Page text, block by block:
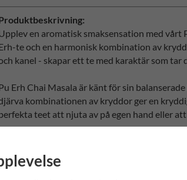
en aromatisk smaksensation med vårt
te och en harmonisk kombination av
kanel - skapar ett te med karaktär som tar
Erh Chai Masala är känt för sin
kombinationen av kryddor ger en
teet att njuta av på egen hand eller
För att anpassa smaken kan du med fördel
skvätt mjölk för att skapa en krämigare
och skapa en personlig smakupplevelse.